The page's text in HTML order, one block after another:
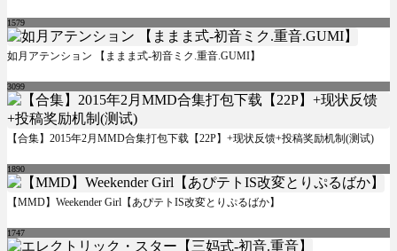
1579
如月アテンション 【ままま式-初音ミク.重音.GUMI】
3099
【合集】2015年2月MMD合集打包下载【22P】+现状反馈+投稿奖励机制(测试)
1890
【MMD】Weekender Girl【あぴテトIS改変とりぷるばか】
1747